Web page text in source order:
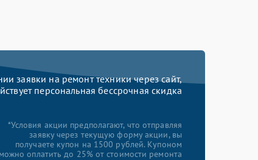
заявки на ремонт техники через сайт,
персональная бессрочная скидка
*Условия акции предполагают, что отправляя
заявку через текущую форму акции, вы
получаете купон на 1500 рублей. Купоном
можно оплатить до 25% от стоимости ремонта